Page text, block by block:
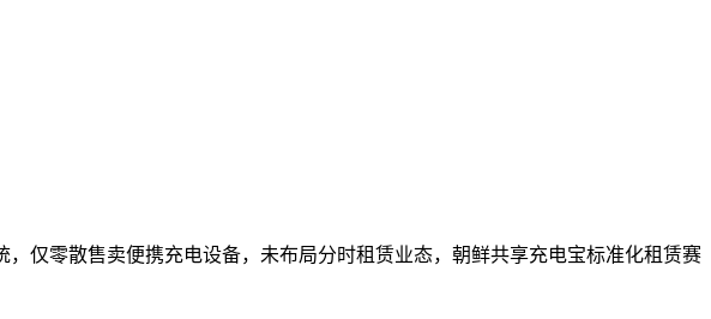
仅零散售卖便携充电设备，未布局分时租赁业态，朝鲜共享充电宝标准化租赁赛